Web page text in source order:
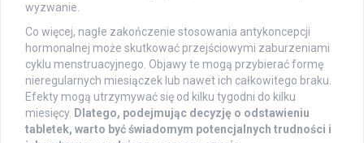
wyzwanie.
Co więcej, nagłe zakończenie stosowania antykoncepcji
hormonalnej może skutkować przejściowymi zaburzeniami
cyklu menstruacyjnego. Objawy te mogą przybierać formę
nieregularnych miesiączek lub nawet ich całkowitego braku.
Efekty mogą utrzymywać się od kilku tygodni do kilku
miesięcy. Dlatego, podejmując decyzję o odstawieniu
tabletek, warto być świadomym potencjalnych trudności i